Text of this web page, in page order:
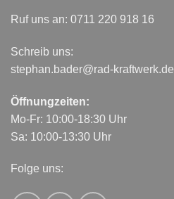
Ruf uns an: 0711 220 918 16
Schreib uns:
stephan.bader@rad-kraftwerk.de
Öffnungzeiten:
Mo-Fr: 10:00-18:30 Uhr
Sa: 10:00-13:30 Uhr
Folge uns: